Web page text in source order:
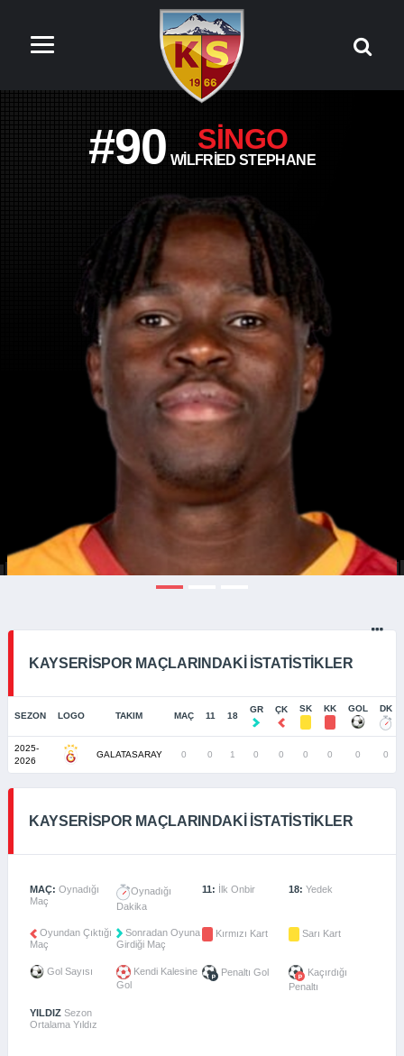
#90 SINGO
WILFRIED STEPHANE
KAYSERISPOR MAÇLARINDAKI İSTATISTIKLER
SEZON LOGO TAKIM MAÇ 11 18
GR ÇK SK KK GOL DK
2025-
2026
GALATASARAY 0 0 1 0 0 0 0 0 0
KAYSERISPOR MAÇLARINDAKI İSTATISTIKLER
MAÇ: Oynadığı
Maç
Oynadığı
Dakika
11: İlk Onbir 18: Yedek
Oyundan Çıktığı
Maç
Sonradan Oyuna
Girdiği Maç
Kırmızı Kart Sarı Kart
Gol Sayısı
Kendi Kalesine
Gol
Penaltı Gol
Kaçırdığı
Penaltı
YILDIZ Sezon
Ortalama Yıldız